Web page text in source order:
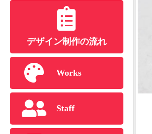
デザイン制作の流れ
Works
Staff